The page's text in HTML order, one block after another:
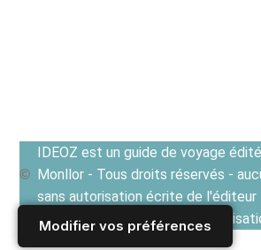
Modifier vos préférences
IDEOZ est un guide de voyage
Monllor - Tous droits réservés -
sans autorisation écrite de l'éditeur
Voir les Conditions générales